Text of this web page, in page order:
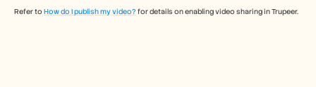
Refer to How do I publish my video? for details on enabling video sharing in Trupeer.
Pre-sales